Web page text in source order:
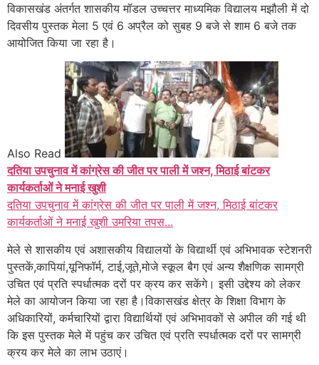
विकासखंड अंतर्गत शासकीय मॉडल उच्चत्तर माध्यमिक विद्यालय मझौली में दो
दिवसीय पुस्तक मेला 5 एवं 6 अप्रैल को सुबह 9 बजे से शाम 6 बजे तक
आयोजित किया जा रहा है।
Also Read
दतिया उपचुनाव में कांग्रेस की जीत पर पाली में जश्न, मिठाई बांटकर
कार्यकर्ताओं ने मनाई खुशी
दतिया उपचुनाव में कांग्रेस की जीत पर पाली में जश्न, मिठाई बांटकर
कार्यकर्ताओं ने मनाई खुशी उमरिया तपस...
मेले से शासकीय एवं अशासकीय विद्यालयों के विद्यार्थी एवं अभिभावक स्टेशनरी
पुस्तकें,कापियां,यूनिफॉर्म, टाई,जूते,मोजे स्कूल बैग एवं अन्य शैक्षणिक सामग्री
उचित एवं प्रति स्पर्धात्मक दरों पर क्रय कर सकेंगे। इसी उद्देश्य को लेकर
मेले का आयोजन किया जा रहा है।विकासखंड क्षेत्र के शिक्षा विभाग के
अधिकारियों, कर्मचारियों द्वारा विद्यार्थियों एवं अभिभावकों से अपील की गई थी
कि इस पुस्तक मेले में पहुंच कर उचित एवं प्रति स्पर्धात्मक दरों पर सामग्री
क्रय कर मेले का लाभ उठाएं।